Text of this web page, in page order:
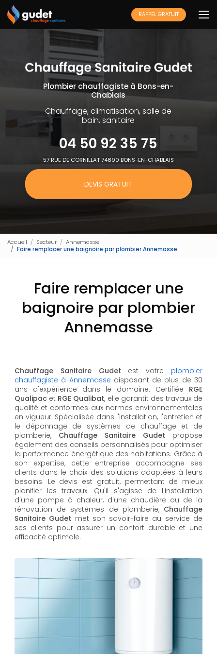
Aller
au
contenu
principal
RAPPEL GRATUIT
Plombier chauffagiste à Bons-en-
Chablais
Chauffage, climatisation, salle de
bain, sanitaire
04 50 92 35 75
57 RUE DE CORNILLAT 74890 BONS-EN-CHABLAIS
DEVIS GRATUIT
Accueil Secteur
Annemasse
Faire remplacer une baignoire par plombier Annemasse
Faire remplacer une
baignoire par plombier
Annemasse
Chauffage Sanitaire Gudet est votre plombier
chauffagiste à Annemasse disposant de plus de 30
ans d'expérience dans le domaine. Certifiée RGE
Qualipac et RGE Qualibat, elle garantit des travaux de
qualité et conformes aux normes environnementales
en vigueur. Spécialisée dans l'installation, l'entretien et
le dépannage de systèmes de chauffage et de
plomberie, Chauffage Sanitaire Gudet propose
également des conseils personnalisés pour optimiser
la performance énergétique des habitations. Grâce à
son expertise, cette entreprise accompagne ses
clients dans le choix des solutions adaptées à leurs
besoins. Le devis est gratuit, permettant de mieux
planifier les travaux. Qu'il s'agisse de l'installation
d'une pompe à chaleur, d'une chaudière ou de la
rénovation de systèmes de plomberie,Chauffage
Sanitaire Gudet met son savoir-faire au service de
ses clients pour assurer un confort durable et une
efficacité optimale.